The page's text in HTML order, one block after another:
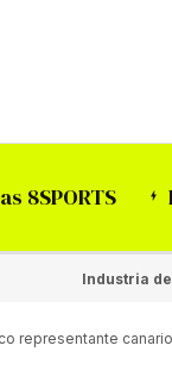
8SPORTS
Industria
representante